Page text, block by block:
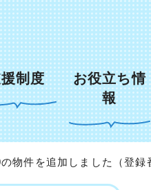
制度
お役立ち情
報
物件を追加しました（登録